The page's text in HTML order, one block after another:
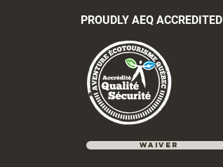
PROUDLY AEQ ACCREDITED
Waiver